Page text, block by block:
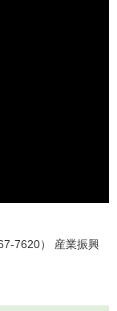
7620） 産業振興